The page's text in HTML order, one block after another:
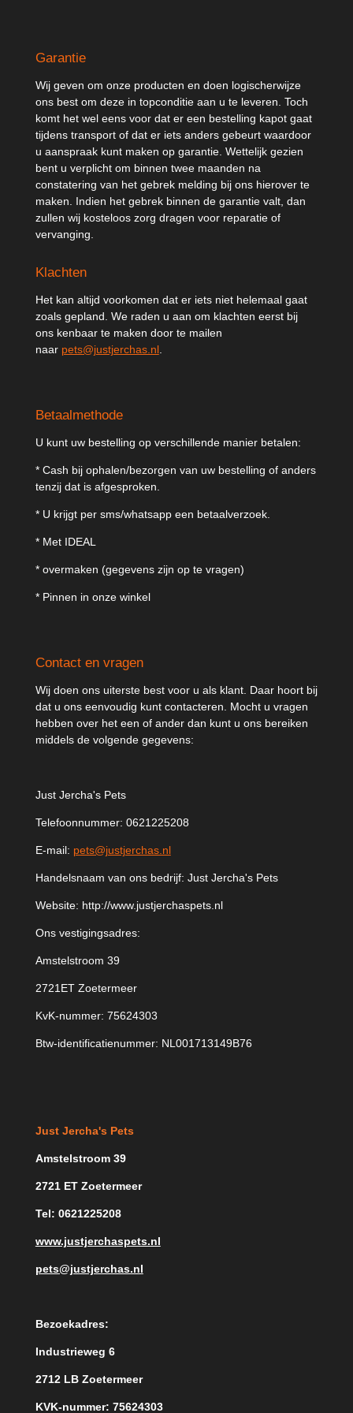
Garantie
Wij geven om onze producten en doen logischerwijze
ons best om deze in topconditie aan u te leveren. Toch
komt het wel eens voor dat er een bestelling kapot gaat
tijdens transport of dat er iets anders gebeurt waardoor
u aanspraak kunt maken op garantie. Wettelijk gezien
bent u verplicht om binnen twee maanden na
constatering van het gebrek melding bij ons hierover te
maken. Indien het gebrek binnen de garantie valt, dan
zullen wij kosteloos zorg dragen voor reparatie of
vervanging.
Klachten
Het kan altijd voorkomen dat er iets niet helemaal gaat
zoals gepland. We raden u aan om klachten eerst bij
ons kenbaar te maken door te mailen
naar pets@justjerchas.nl.
Betaalmethode
U kunt uw bestelling op verschillende manier betalen:
* Cash bij ophalen/bezorgen van uw bestelling of anders
tenzij dat is afgesproken.
* U krijgt per sms/whatsapp een betaalverzoek.
* Met IDEAL
* overmaken (gegevens zijn op te vragen)
* Pinnen in onze winkel
Contact en vragen
Wij doen ons uiterste best voor u als klant. Daar hoort bij
dat u ons eenvoudig kunt contacteren. Mocht u vragen
hebben over het een of ander dan kunt u ons bereiken
middels de volgende gegevens:
Just Jercha's Pets
Telefoonnummer: 0621225208
E-mail: pets@justjerchas.nl
Handelsnaam van ons bedrijf: Just Jercha's Pets
Website: http://www.justjerchaspets.nl
Ons vestigingsadres:
Amstelstroom 39
2721ET Zoetermeer
KvK-nummer: 75624303
Btw-identificatienummer: NL001713149B76
Just Jercha's Pets
Amstelstroom 39
2721 ET Zoetermeer
Tel: 0621225208
www.justjerchaspets.nl
pets@justjerchas.nl
Bezoekadres:
Industrieweg 6
2712 LB Zoetermeer
KVK-nummer: 75624303